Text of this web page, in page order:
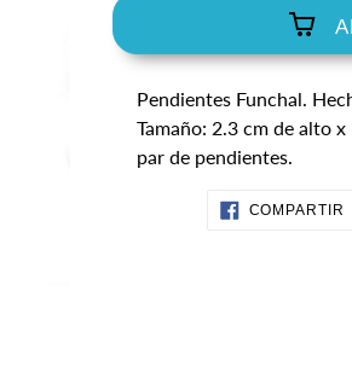
producto
Pendientes Funchal.
Tamaño: 2.3 cm de alto
par de pendientes.
COMPARTIR